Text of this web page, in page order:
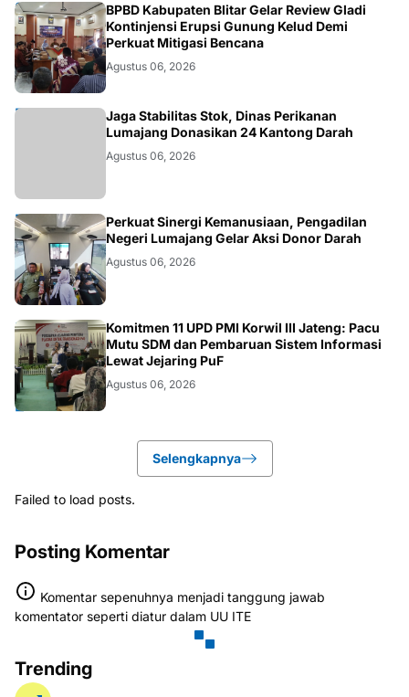
BLITAR
BPBD Kabupaten Blitar Gelar Review Gladi
Kontinjensi Erupsi Gunung Kelud Demi
Perkuat Mitigasi Bencana
Agustus 06, 2026
Jaga Stabilitas Stok, Dinas Perikanan
Lumajang Donasikan 24 Kantong Darah
Agustus 06, 2026
JATIM
Perkuat Sinergi Kemanusiaan, Pengadilan
Negeri Lumajang Gelar Aksi Donor Darah
Agustus 06, 2026
BANJARNEGARA
Komitmen 11 UPD PMI Korwil III Jateng: Pacu
Mutu SDM dan Pembaruan Sistem Informasi
Lewat Jejaring PuF
Agustus 06, 2026
Selengkapnya
Failed to load posts.
Posting Komentar
Komentar sepenuhnya menjadi tanggung jawab
komentator seperti diatur dalam UU ITE
Trending